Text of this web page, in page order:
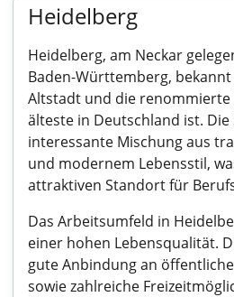
Heidelberg
Heidelberg, am Neckar
Baden-Württemberg,
Altstadt und die
älteste in Deutschland ist.
interessante Mischung aus
und modernem Lebensstil,
attraktiven Standort für
Das Arbeitsumfeld in
einer hohen Lebensqualität.
gute Anbindung an
sowie zahlreiche